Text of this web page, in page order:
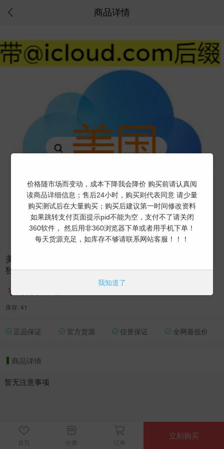
商品详情
美国苹果Apple ID账号(已开通iCloud 可下载APP 可转区
独享,售后24小时)
￥ 6.00 ￥ 23.10
库存: 41
正品保证 官方货源 信誉保证 全网最低价
商品详情
暂无注意事项
首页 分类 订单
立刻购买
价格随市场而变动，成本下降我会降价 购买前请认真阅
读商品详细信息；售后24小时，购买则代表同意 请少量
购买测试后在大量购买；购买后建议第一时间修改资料
如果跳转支付页面提示pid不能为空，支付不了请关闭
360软件， 然后用非360浏览器下单或者用手机下单！
每天货源充足，如库存不够请联系网站客服！！！
我知道了